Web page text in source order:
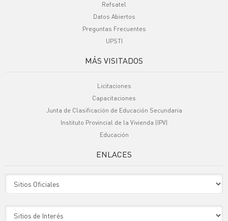
Refsatel
Datos Abiertos
Preguntas Frecuentes
UPSTI
MÁS VISITADOS
Licitaciones
Capacitaciones
Junta de Clasificación de Educación Secundaria
Instituto Provincial de la Vivienda (IPV)
Educación
ENLACES